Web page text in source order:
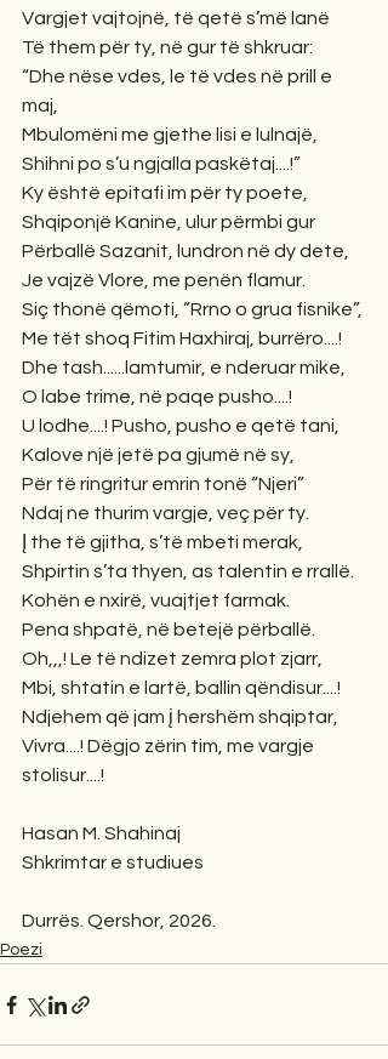
Vargjet vajtojnë, të qetë s’më lanë
Të them për ty, në gur të shkruar:
“Dhe nëse vdes, le të vdes në prill e
maj,
Mbulomëni me gjethe lisi e lulnajë,
Shihni po s’u ngjalla paskëtaj....!”
Ky është epitafi im për ty poete,
Shqiponjë Kanine, ulur përmbi gur
Përballë Sazanit, lundron në dy dete,
Je vajzë Vlore, me penën flamur.
Siç thonë qëmoti, ”Rrno o grua fisnike”,
Me tët shoq Fitim Haxhiraj, burrëro....!
Dhe tash......lamtumir, e nderuar mike,
O labe trime, në paqe pusho....!
U lodhe....! Pusho, pusho e qetë tani,
Kalove një jetë pa gjumë në sy,
Për të ringritur emrin tonë “Njeri”
Ndaj ne thurim vargje, veç për ty.
Į the të gjitha, s’të mbeti merak,
Shpirtin s’ta thyen, as talentin e rrallë.
Kohën e nxirë, vuajtjet farmak.
Pena shpatë, në betejë përballë.
Oh,,,! Le të ndizet zemra plot zjarr,
Mbi, shtatin e lartë, ballin qëndisur....!
Ndjehem që jam į hershëm shqiptar,
Vivra....! Dëgjo zërin tim, me vargje
stolisur....!
Hasan M. Shahinaj
Shkrimtar e studiues
Durrës. Qershor, 2026.
Poezi